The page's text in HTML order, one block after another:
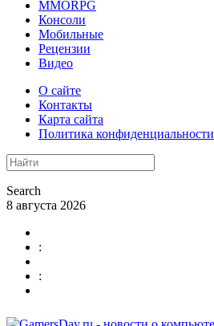
MMORPG
Консоли
Мобильные
Рецензии
Видео
О сайте
Контакты
Карта сайта
Политика конфиденциальности
Search
8 августа 2026
:
: